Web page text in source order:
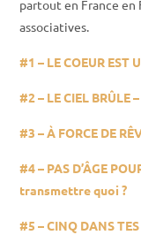
partout en France en
associatives.
#1 – LE COEUR EST
#2 – LE CIEL BRÛLE –
#3 –À FORCE DE
#4 – PAS D’ÂGE
transmettre quoi ?
#5 –CINQ DANS